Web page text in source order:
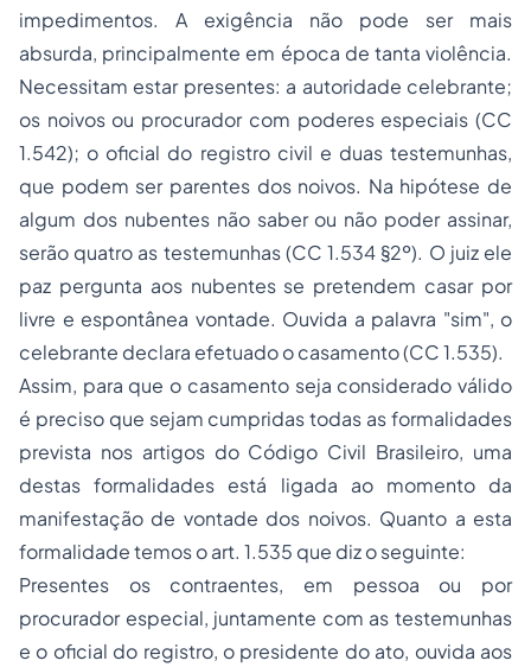
impedimentos. A exigência não pode ser mais
absurda, principalmente em época de tanta violência.
Necessitam estar presentes: a autoridade celebrante;
os noivos ou procurador com poderes especiais (CC
1.542); o oficial do registro civil e duas testemunhas,
que podem ser parentes dos noivos. Na hipótese de
algum dos nubentes não saber ou não poder assinar,
serão quatro as testemunhas (CC 1.534 §2º). O juiz ele
paz pergunta aos nubentes se pretendem casar por
livre e espontânea vontade. Ouvida a palavra "sim", o
celebrante declara efetuado o casamento (CC 1.535).
Assim, para que o casamento seja considerado válido
é preciso que sejam cumpridas todas as formalidades
prevista nos artigos do Código Civil Brasileiro, uma
destas formalidades está ligada ao momento da
manifestação de vontade dos noivos. Quanto a esta
formalidade temos o art. 1.535 que diz o seguinte:
Presentes os contraentes, em pessoa ou por
procurador especial, juntamente com as testemunhas
e o oficial do registro, o presidente do ato, ouvida aos